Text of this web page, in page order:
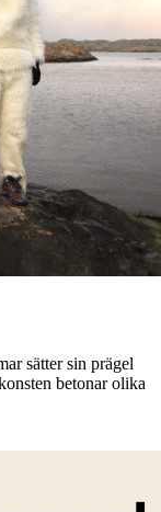
sätter sin prägel
betonar olika